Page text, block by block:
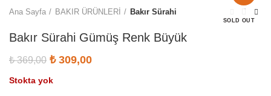
SOLD OUT
Ana Sayfa BAKIR ÜRÜNLERİ Bakır Sürahi
Bakır Sürahi Gümüş Renk Büyük
₺369,00 Orijinal fiyat: ₺ 369,00.
₺309,00
Stokta yok